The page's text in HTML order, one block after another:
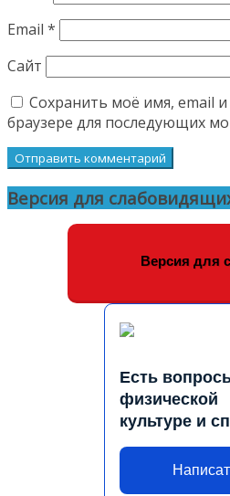
Email *
Сайт
Сохранить моё имя, email и
браузере для последующих
Версия для
Версия для
Есть
физической
культуре и